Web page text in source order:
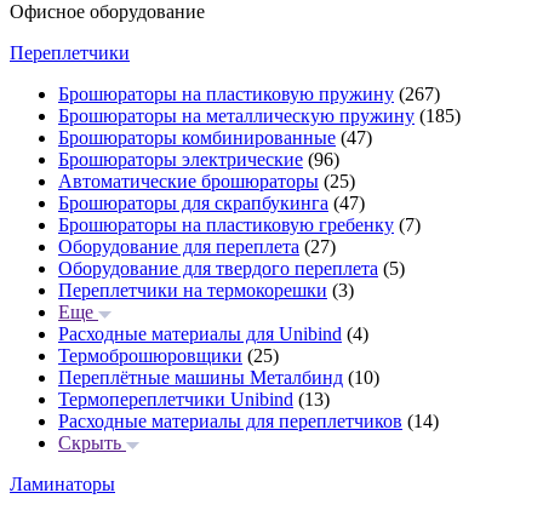
Офисное оборудование
Переплетчики
Брошюраторы на пластиковую пружину (267)
Брошюраторы на металлическую пружину (185)
Брошюраторы комбинированные (47)
Брошюраторы электрические (96)
Автоматические брошюраторы (25)
Брошюраторы для скрапбукинга (47)
Брошюраторы на пластиковую гребенку (7)
Оборудование для переплета (27)
Оборудование для твердого переплета (5)
Переплетчики на термокорешки (3)
Еще
Расходные материалы для Unibind (4)
Термоброшюровщики (25)
Переплётные машины Металбинд (10)
Термопереплетчики Unibind (13)
Расходные материалы для переплетчиков (14)
Скрыть
Ламинаторы